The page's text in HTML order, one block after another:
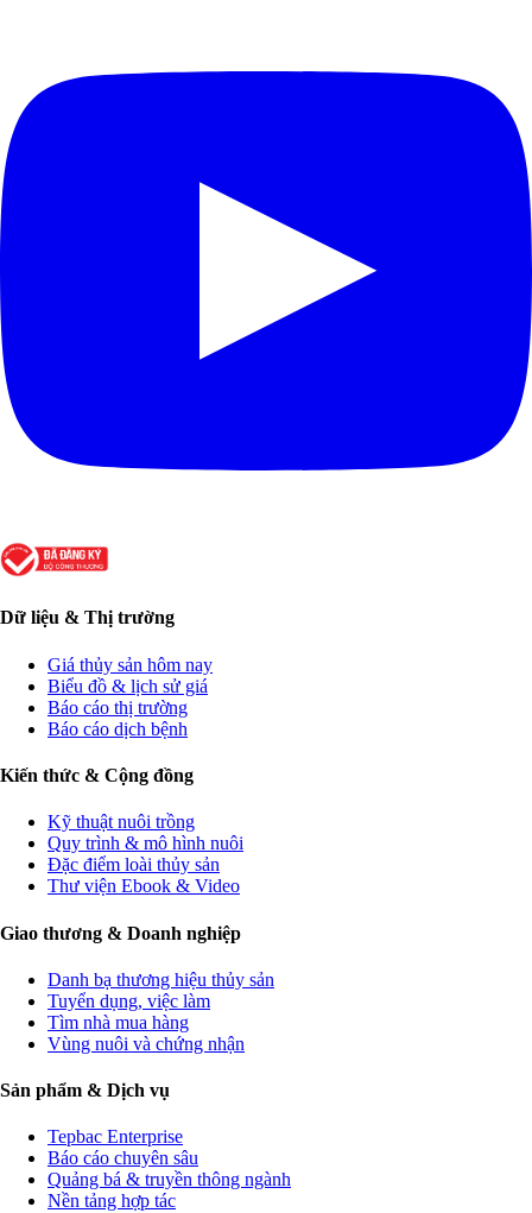
Dữ liệu & Thị trường
Giá thủy sản hôm nay
Biểu đồ & lịch sử giá
Báo cáo thị trường
Báo cáo dịch bệnh
Kiến thức & Cộng đồng
Kỹ thuật nuôi trồng
Quy trình & mô hình nuôi
Đặc điểm loài thủy sản
Thư viện Ebook & Video
Giao thương & Doanh nghiệp
Danh bạ thương hiệu thủy sản
Tuyển dụng, việc làm
Tìm nhà mua hàng
Vùng nuôi và chứng nhận
Sản phẩm & Dịch vụ
Tepbac Enterprise
Báo cáo chuyên sâu
Quảng bá & truyền thông ngành
Nền tảng hợp tác